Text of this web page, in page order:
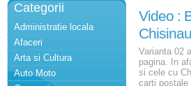
Categorii
Administratie locala
Afaceri
Arta si Cultura
Auto Moto
Video :
Varianta 02
pagina. In
si cele cu
carti postale